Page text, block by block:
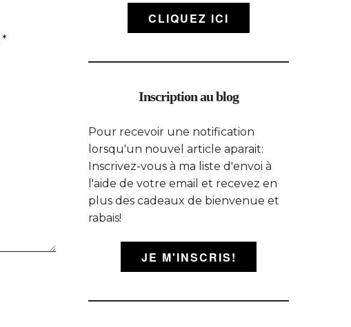
*
CLIQUEZ ICI
Inscription au blog
Pour recevoir une notification
lorsqu'un nouvel article aparait:
Inscrivez-vous à ma liste d'envoi à
l'aide de votre email et recevez en
plus des cadeaux de bienvenue et
rabais!
JE M'INSCRIS!